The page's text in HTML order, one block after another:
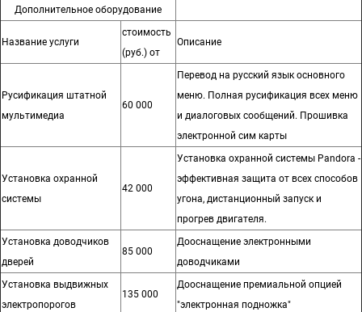
Дополнительное оборудование
Название услуги
стоимость
(руб.) от
Описание
Русификация штатной
мультимедиа
60 000
Перевод на русский язык основного
меню. Полная русификация всех меню
и диалоговых сообщений. Прошивка
электронной сим карты
Установка охранной
системы
42 000
Установка охранной системы Pandora -
эффективная защита от всех способов
угона, дистанционный запуск и
прогрев двигателя.
Установка доводчиков
дверей
85 000
Дооснащение электронными
доводчиками
Установка выдвижных
электропорогов
135 000
Дооснащение премиальной опцией
"электронная подножка"